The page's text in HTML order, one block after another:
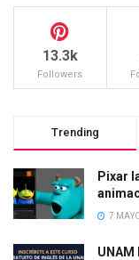
13.3k
Followers
Trending
Pixar
7